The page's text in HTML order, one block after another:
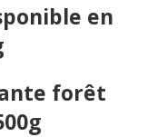
en
forêt